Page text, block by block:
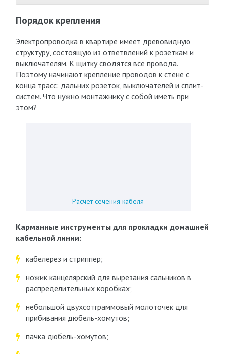
Порядок крепления
Электропроводка в квартире имеет древовидную
структуру, состоящую из ответвлений к розеткам и
выключателям. К щитку сводятся все провода.
Поэтому начинают крепление проводов к стене с
конца трасс: дальних розеток, выключателей и сплит-
систем. Что нужно монтажнику с собой иметь при
этом?
Расчет сечения кабеля
Карманные инструменты для прокладки домашней
кабельной линии:
кабелерез и стриппер;
ножик канцелярский для вырезания сальников в
распределительных коробках;
небольшой двухсотграммовый молоточек для
прибивания дюбель-хомутов;
пачка дюбель-хомутов;